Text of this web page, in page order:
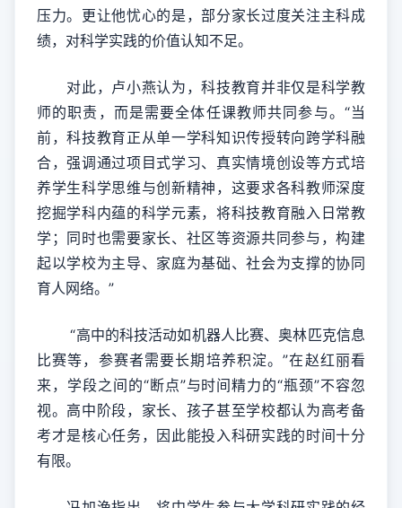
压力。更让他忧心的是，部分家长过度关注主科成
绩，对科学实践的价值认知不足。
对此，卢小燕认为，科技教育并非仅是科学教
师的职责，而是需要全体任课教师共同参与。“当
前，科技教育正从单一学科知识传授转向跨学科融
合，强调通过项目式学习、真实情境创设等方式培
养学生科学思维与创新精神，这要求各科教师深度
挖掘学科内蕴的科学元素，将科技教育融入日常教
学；同时也需要家长、社区等资源共同参与，构建
起以学校为主导、家庭为基础、社会为支撑的协同
育人网络。”
“高中的科技活动如机器人比赛、奥林匹克信息
比赛等，参赛者需要长期培养积淀。”在赵红丽看
来，学段之间的“断点”与时间精力的“瓶颈”不容忽
视。高中阶段，家长、孩子甚至学校都认为高考备
考才是核心任务，因此能投入科研实践的时间十分
有限。